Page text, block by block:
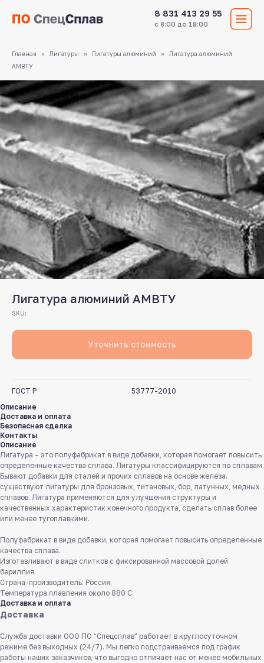
8 831 413 29 55
Главная Лигатуры Лигатуры алюминий
Лигатура алюминий
АМВТУ
Лигатура алюминий АМВТУ
SKU:
Уточнить стоимость
ГОСТ Р
53777-2010
Описание
Доставка и оплата
Безопасная сделка
Контакты
Описание
Лигатура – это полуфабрикат в виде добавки, которая помогает повысить
определенные качества сплава. Лигатуры классифицируются по сплавам.
Бывают добавки для сталей и прочих сплавов на основе железа.
существуют лигатуры для бронзовых, титановых, бор, латунных, медных
сплавов. Лигатура применяются для улучшения структуры и
качественных характеристик конечного продукта, сделать сплав более
или менее тугоплавкими.
Полуфабрикат в виде добавки, которая помогает повысить определенные
качества сплава.
Изготавливают в виде слитков с фиксированной массовой долей
бериллия.
Страна-производитель: Россия.
Температура плавления около 880 С.
Доставка и оплата
Доставка
Служба доставки ООО ПО “Спецсплав” работает в круглосуточном
режиме без выходных (24/7). Мы легко подстраиваемся под график
работы наших заказчиков, что выгодно отличает нас от менее мобильных